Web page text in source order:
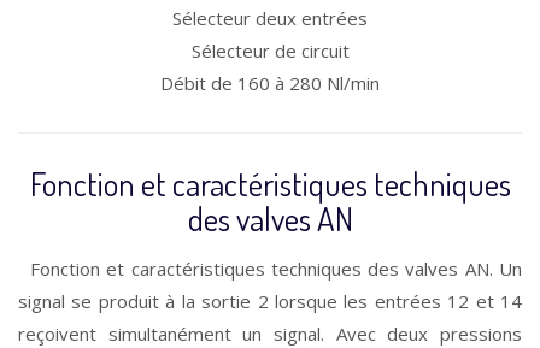
Sélecteur deux entrées
Sélecteur de circuit
Débit de 160 à 280 Nl/min
Fonction et caractéristiques techniques
des valves AN
Fonction et caractéristiques techniques des valves AN. Un
signal se produit à la sortie 2 lorsque les entrées 12 et 14
reçoivent simultanément un signal. Avec deux pressions